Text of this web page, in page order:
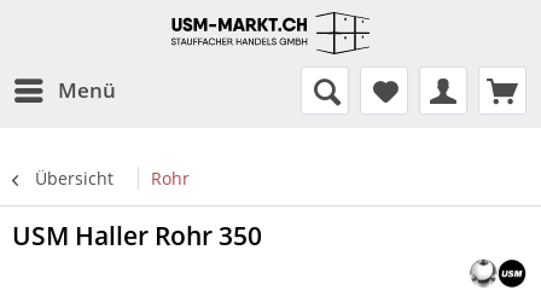
Menü
Übersicht Rohr
USM Haller Rohr 350